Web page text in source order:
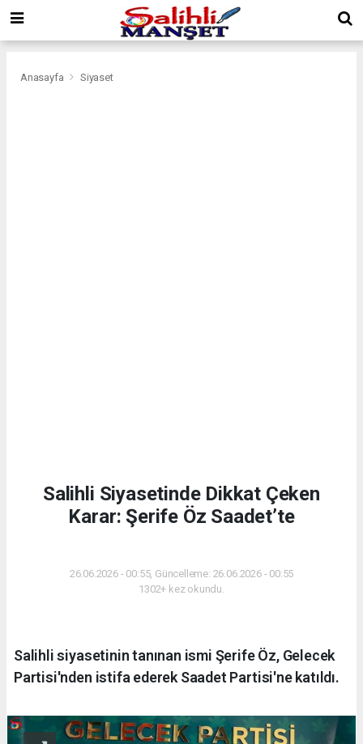
Anasayfa Siyaset
Salihli Siyasetinde Dikkat Çeken
Karar: Şerife Öz Saadet’te
26.06.2026 - 00:55, Güncelleme: 26.06.2026 - 00:55
1302+ kez okundu.
Salihli siyasetinin tanınan ismi Şerife Öz, Gelecek
Partisi'nden istifa ederek Saadet Partisi'ne katıldı.